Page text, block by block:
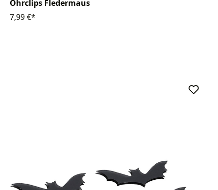
Ohrclips Fledermaus
7,99 €*